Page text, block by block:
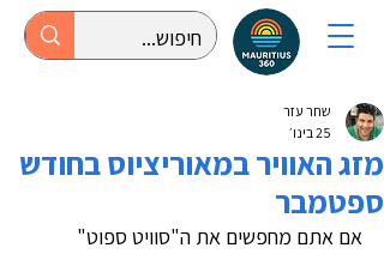
מזג האוויר במאוריציוס בחודש
ספטמבר
שחר עזר
25 בינו׳
אם אתם מחפשים את ה"סוויט ספוט"